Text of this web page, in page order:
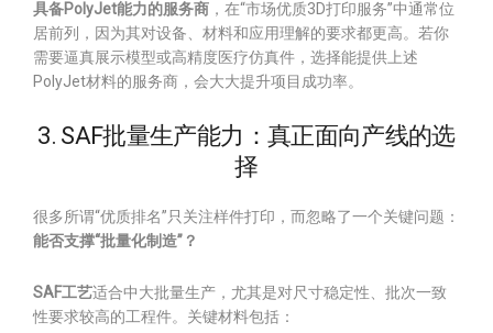
具备PolyJet能力的服务商 ，在“市场优质3D打印服务”中通常位
居前列，因为其对设备、材料和应用理解的要求都更高。若你
需要逼真展示模型或高精度医疗仿真件，选择能提供上述
PolyJet材料的服务商，会大大提升项目成功率。
3. SAF批量生产能力：真正面向产线的选
择
很多所谓“优质排名”只关注样件打印，而忽略了一个关键问题：
能否支撑“批量化制造”？
SAF工艺适合中大批量生产，尤其是对尺寸稳定性、批次一致
性要求较高的工程件。关键材料包括：